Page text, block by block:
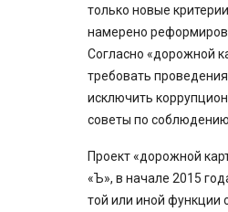
только новые
намерено
Согласно «дорожной
требовать
исключить
советы по
Проект «дорожной
«Ъ», в начале 2015
той или иной функции